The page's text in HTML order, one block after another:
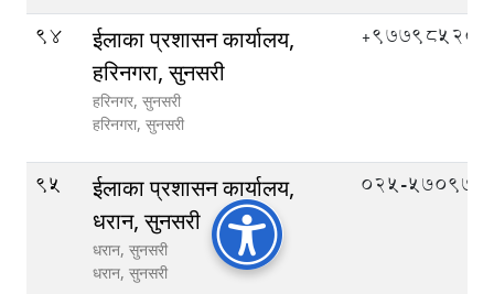
94
ईलाका प्रशासन कार्यालय,
हरिनगरा, सुनसरी
हरिनगर, सुनसरी
हरिनगरा, सुनसरी
95
ईलाका प्रशासन कार्यालय,
धरान, सुनसरी
धरान, सुनसरी
धरान, सुनसरी
०२५-५७०९७०